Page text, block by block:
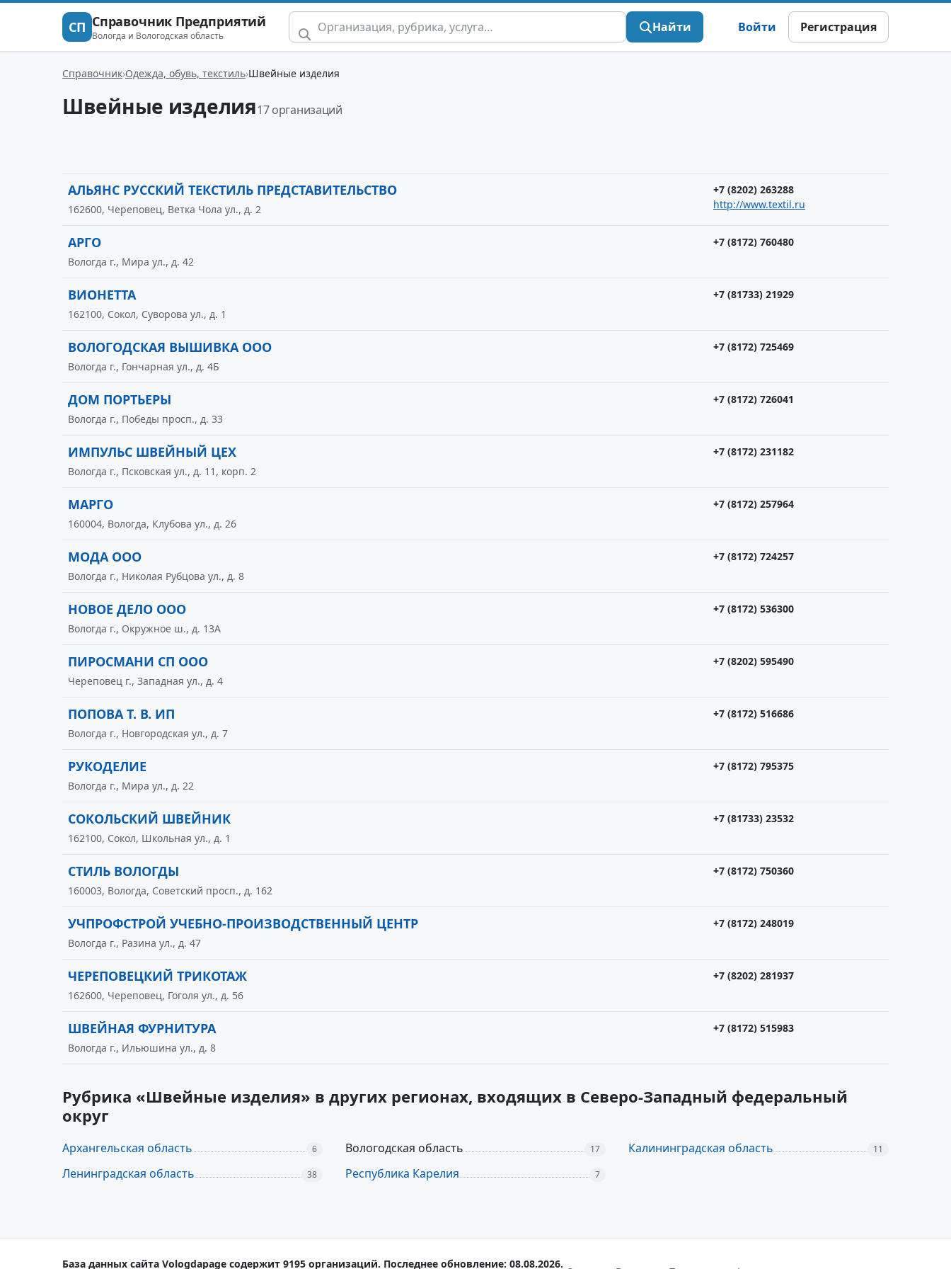
СП Справочник Предприятий
Вологда и Вологодская область
Найти Войти Регистрация
Справочник Одежда, обувь, текстиль Швейные изделия
Швейные изделия17 организаций
АЛЬЯНС РУССКИЙ ТЕКСТИЛЬ ПРЕДСТАВИТЕЛЬСТВО
+7 (8202) 263288
http://www.textil.ru
162600, Череповец, Ветка Чола ул., д. 2
АРГО
+7 (8172) 760480
Вологда г., Мира ул., д. 42
ВИОНЕТТА
+7 (81733) 21929
162100, Сокол, Суворова ул., д. 1
ВОЛОГОДСКАЯ ВЫШИВКА ООО
+7 (8172) 725469
Вологда г., Гончарная ул., д. 4Б
ДОМ ПОРТЬЕРЫ
+7 (8172) 726041
Вологда г., Победы просп., д. 33
ИМПУЛЬС ШВЕЙНЫЙ ЦЕХ
+7 (8172) 231182
Вологда г., Псковская ул., д. 11, корп. 2
МАРГО
+7 (8172) 257964
160004, Вологда, Клубова ул., д. 26
МОДА ООО
+7 (8172) 724257
Вологда г., Николая Рубцова ул., д. 8
НОВОЕ ДЕЛО ООО
+7 (8172) 536300
Вологда г., Окружное ш., д. 13А
ПИРОСМАНИ СП ООО
+7 (8202) 595490
Череповец г., Западная ул., д. 4
ПОПОВА Т. В. ИП
+7 (8172) 516686
Вологда г., Новгородская ул., д. 7
РУКОДЕЛИЕ
+7 (8172) 795375
Вологда г., Мира ул., д. 22
СОКОЛЬСКИЙ ШВЕЙНИК
+7 (81733) 23532
162100, Сокол, Школьная ул., д. 1
СТИЛЬ ВОЛОГДЫ
+7 (8172) 750360
160003, Вологда, Советский просп., д. 162
УЧПРОФСТРОЙ УЧЕБНО-ПРОИЗВОДСТВЕННЫЙ ЦЕНТР
+7 (8172) 248019
Вологда г., Разина ул., д. 47
ЧЕРЕПОВЕЦКИЙ ТРИКОТАЖ
+7 (8202) 281937
162600, Череповец, Гоголя ул., д. 56
ШВЕЙНАЯ ФУРНИТУРА
+7 (8172) 515983
Вологда г., Ильюшина ул., д. 8
Рубрика «Швейные изделия» в других регионах, входящих в Северо-Западный федеральный
округ
Архангельская область 6 Вологодская область 17 Калининградская область 11
Ленинградская область 38 Республика Карелия 7
База данных сайта Vologdapage содержит 9195 организаций. Последнее обновление: 08.08.2026.